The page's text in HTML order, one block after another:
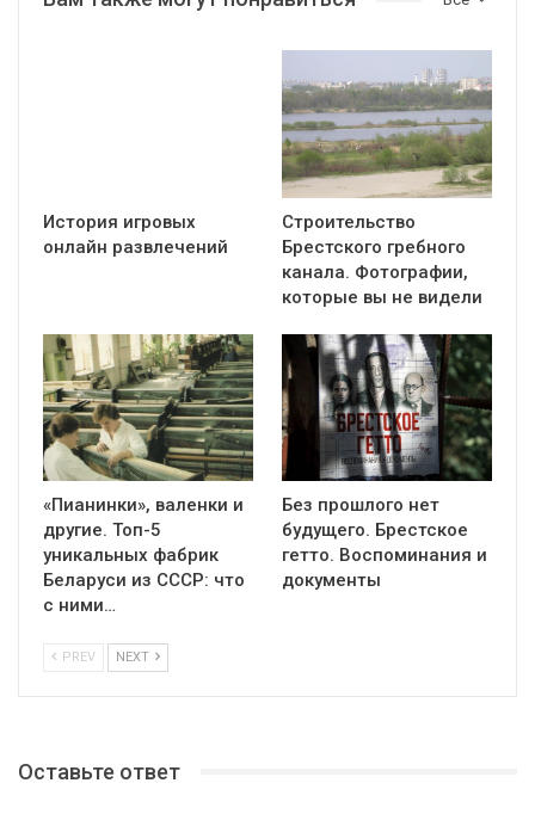
История игровых
онлайн развлечений
Строительство
Брестского гребного
канала. Фотографии,
которые вы не видели
«Пианинки», валенки и
другие. Топ-5
уникальных фабрик
Беларуси из СССР: что
с ними…
Без прошлого нет
будущего. Брестское
гетто. Воспоминания и
документы
PREV NEXT
Оставьте ответ